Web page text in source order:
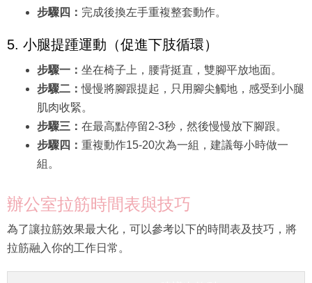
步驟四： 完成後換左手重複整套動作。
5. 小腿提踵運動（促進下肢循環）
步驟一： 坐在椅子上，腰背挺直，雙腳平放地面。
步驟二：慢慢將腳跟提起，只用腳尖觸地，感受到小腿
肌肉收緊。
步驟三： 在最高點停留2-3秒，然後慢慢放下腳跟。
步驟四： 重複動作15-20次為一組，建議每小時做一
組。
辦公室拉筋時間表與技巧
為了讓拉筋效果最大化，可以參考以下的時間表及技巧，將
拉筋融入你的工作日常。